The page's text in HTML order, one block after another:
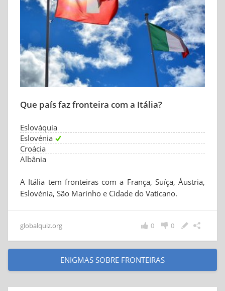
Que país faz fronteira com a Itália?
Eslováquia
Eslovénia
Croácia
Albânia
A Itália tem fronteiras com a França, Suíça, Áustria,
Eslovénia, São Marinho e Cidade do Vaticano.
globalquiz.org 0
0
ENIGMAS SOBRE FRONTEIRAS